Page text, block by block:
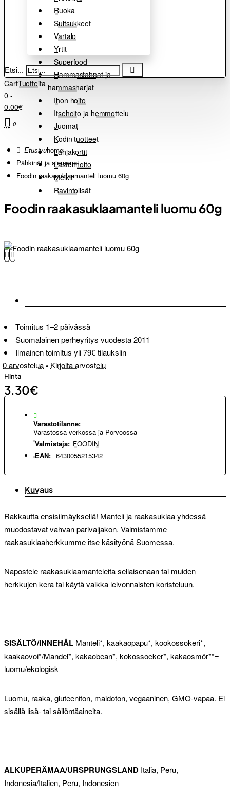
Ruoka
Suitsukkeet
Vartalo
Yrtit
Superfood
Hammastahnat ja
hammasharjat
Ihon hoito
Itsehoito ja hemmottelu
Juomat
Kodin tuotteet
Lahjakortit
Lastenhoito
Meikit
Ravintolisät
Etsi...
CartTuotteita
0 -
0.00€
0
home
Pähkinät ja siemenet
Foodin raakasuklaamanteli luomu 60g
Foodin raakasuklaamanteli luomu 60g
Toimitus 1–2 päivässä
Suomalainen perheyritys vuodesta 2011
Ilmainen toimitus yli 79€ tilauksiin
0 arvostelua• Kirjoita arvostelu
Hinta
3.30€
Varastotilanne:
Varastossa verkossa ja Porvoossa
Valmistaja: FOODIN
EAN: 6430055215342
Kuvaus
Rakkautta ensisilmäyksellä! Manteli ja raakasuklaa yhdessä
muodostavat vahvan parivaljakon. Valmistamme
raakasuklaaherkkumme itse käsityönä Suomessa.
Napostele raakasuklaamanteleita sellaisenaan tai muiden
herkkujen kera tai käytä vaikka leivonnaisten koristeluun.
SISÄLTÖ/INNEHÅL Manteli*, kaakaopapu*, kookossokeri*,
kaakaovoi*/Mandel*, kakaobean*, kokossocker*, kakaosmör**=
luomu/ekologisk
Luomu, raaka, gluteeniton, maidoton, vegaaninen, GMO-vapaa. Ei
sisällä lisä- tai säilöntäaineita.
ALKUPERÄMAA/URSPRUNGSLAND Italia, Peru,
Indonesia/Italien, Peru, Indonesien